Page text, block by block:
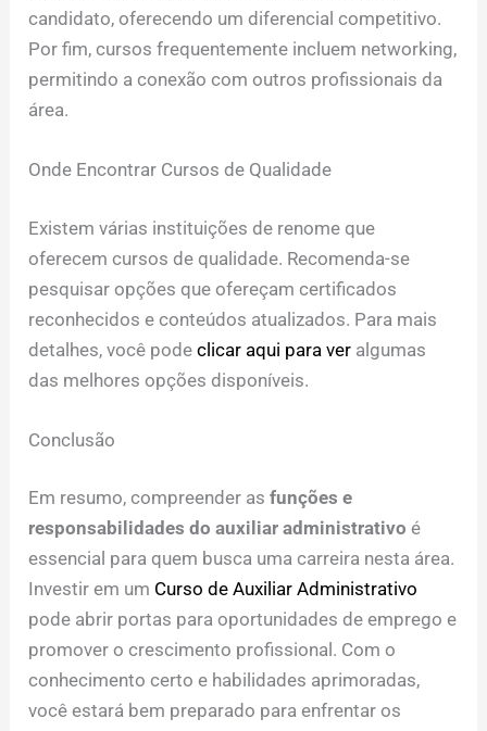
candidato, oferecendo um diferencial competitivo.
Por fim, cursos frequentemente incluem networking,
permitindo a conexão com outros profissionais da
área.
Onde Encontrar Cursos de Qualidade
Existem várias instituições de renome que
oferecem cursos de qualidade. Recomenda-se
pesquisar opções que ofereçam certificados
reconhecidos e conteúdos atualizados. Para mais
detalhes, você podeclicar aqui para ver algumas
das melhores opções disponíveis.
Conclusão
Em resumo, compreender asfunções e
responsabilidades do auxiliar administrativo é
essencial para quem busca uma carreira nesta área.
Investir em um Curso de Auxiliar Administrativo
pode abrir portas para oportunidades de emprego e
promover o crescimento profissional. Com o
conhecimento certo e habilidades aprimoradas,
você estará bem preparado para enfrentar os